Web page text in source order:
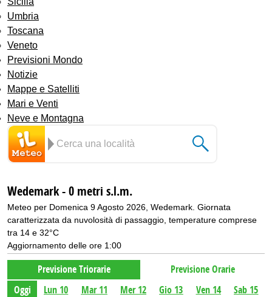
Umbria
Toscana
Veneto
Previsioni Mondo
Notizie
Mappe e Satelliti
Mari e Venti
Neve e Montagna
Wedemark - 0 metri s.l.m.
Meteo per Domenica 9 Agosto 2026, Wedemark. Giornata
caratterizzata da nuvolosità di passaggio, temperature comprese
tra 14 e 32°C
Aggiornamento delle ore 1:00
Previsione Triorarie
Previsione Orarie
Oggi
Lun 10 Mar 11 Mer 12 Gio 13 Ven 14 Sab 15